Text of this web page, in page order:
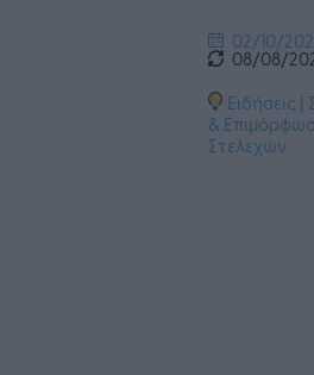
02/10/
08/08/
Ειδήσεις |
&
Στελεχών